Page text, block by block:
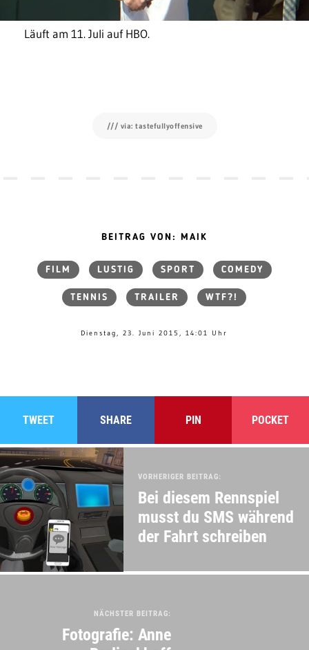
Läuft am 11. Juli auf HBO.
/// via: tastefullyoffensive
BEITRAG VON: MAIK
FILM LUSTIG SPORT COMEDY
TENNIS TRAILER WTF?!
Dienstag, 23. Juni 2015, 14:01 Uhr
TWEET SHARE PIN POCKET
VORHERIGER BEITRAG:
Bei diesem Rennspiel
musst du SMS während
der Fahrt schreiben
NÄCHSTER BEITRAG:
Fotografie: Anne